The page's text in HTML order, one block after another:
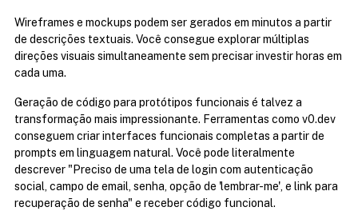
Wireframes e mockups podem ser gerados em minutos a partir
de descrições textuais. Você consegue explorar múltiplas
direções visuais simultaneamente sem precisar investir horas em
cada uma.
Geração de código para protótipos funcionais é talvez a
transformação mais impressionante. Ferramentas como v0.dev
conseguem criar interfaces funcionais completas a partir de
prompts em linguagem natural. Você pode literalmente
descrever "Preciso de uma tela de login com autenticação
social, campo de email, senha, opção de 'lembrar-me', e link para
recuperação de senha" e receber código funcional.